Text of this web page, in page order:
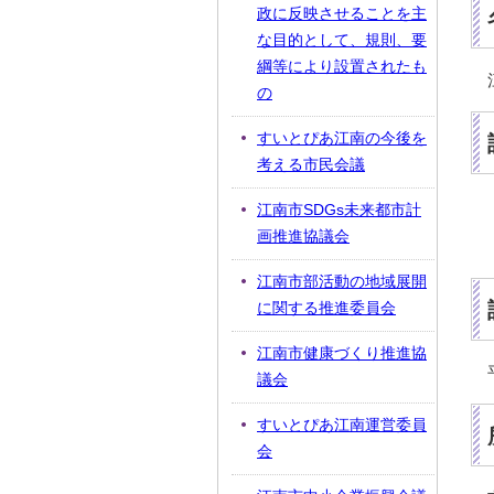
政に反映させることを主
な目的として、規則、要
綱等により設置されたも
の
すいとぴあ江南の今後を
考える市民会議
江南市SDGs未来都市計
画推進協議会
江南市部活動の地域展開
に関する推進委員会
江南市健康づくり推進協
議会
すいとぴあ江南運営委員
会